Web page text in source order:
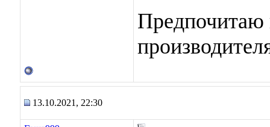
Предпочитаю
13.10.2021, 22:30